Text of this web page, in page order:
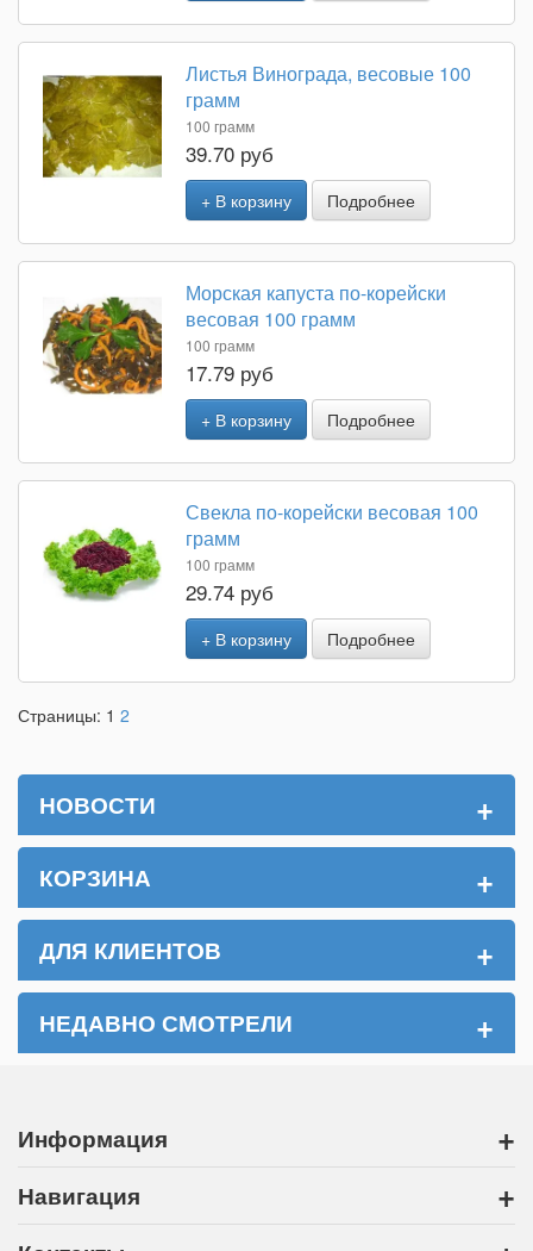
Листья Винограда, весовые 100
грамм
100 грамм
39.70 руб
+ В корзину Подробнее
Морская капуста по-корейски
весовая 100 грамм
100 грамм
17.79 руб
+ В корзину Подробнее
Свекла по-корейски весовая 100
грамм
100 грамм
29.74 руб
+ В корзину Подробнее
Страницы: 1 2
НОВОСТИ +
КОРЗИНА +
ДЛЯ КЛИЕНТОВ +
НЕДАВНО СМОТРЕЛИ +
Информация +
Навигация +